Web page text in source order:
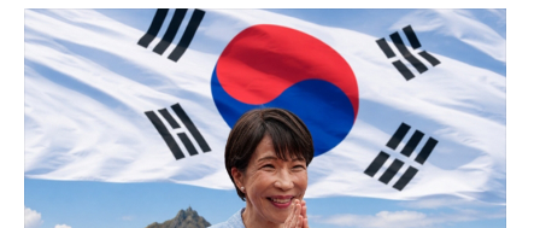
한다. 여름철 이른 아침에 산을 오르면 억새 사이로 피어오르는
물안개와 함께 몽환적인 대자연의 생명력을 온몸으로 만끽할 수
있다.민둥산을 오르는 경로는 체력과 시간대에 따라 세 가지 선
택지가 존재한다. 가장 대중적인 제1코스는 증산초등학교에서
시작해 가파른 길과 완만한 길 중 선택할 수 있으며, 제2코스는
능전마을 주차장을 이용해 한 시간 정도 소요된다. 가장 빠르게
정상에 닿고 싶다면 제3코스인 발구덕쉼터를 이용하는 것이 효
율적이다. 다만 최단 코스인 만큼 평일 새벽 6시 30분 이전에는
도착해야 주차 공간을 확보할 수 있을 정도로 경쟁이 치열하다.